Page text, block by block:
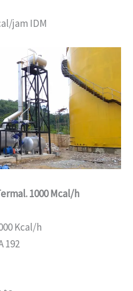
jam IDM
1000 Mcal/h
Kcal/h
192